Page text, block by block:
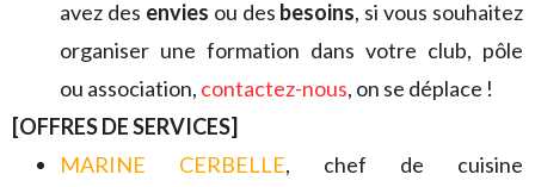
avez des envies ou des besoins, si vous souhaitez
organiser une formation dans votre club, pôle
ou association, contactez-nous, on se déplace !
[OFFRES DE SERVICES]
MARINE CERBELLE, chef de cuisine